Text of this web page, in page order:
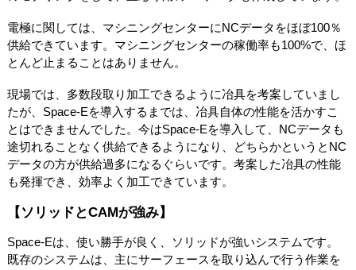
電極に関しては、マシニングセンターにNCデータをほぼ100％
供給できています。マシニングセンターの稼働率も100%で、ほ
とんど止まることはありません。
現場では、多数段取り加工できるように冶具を考案していまし
たが、Space-Eを導入するまでは、冶具自体の性能を活かすこ
とはできませんでした。今はSpace-Eを導入して、NCデータも
途切れることなく供給できるようになり、どちらかというとNC
データの方が供給過多になるぐらいです。考案した冶具の性能
も発揮でき、効率よく加工できています。
【ソリッドとCAMが強み】
Space-Eは、使い勝手が良く、ソリッドが強いシステムです。
既存のシステムは、主にサーフェースを取り込んで行う作業を